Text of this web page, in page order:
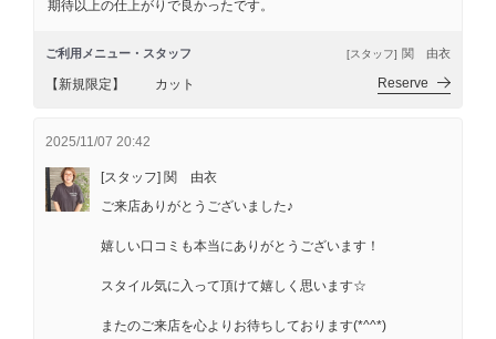
期待以上の仕上がりで良かったです。
ご利用メニュー・スタッフ [スタッフ] 関 由衣
【新規限定】 カット Reserve
2025/11/07 20:42
[スタッフ] 関 由衣
ご来店ありがとうございました♪
嬉しい口コミも本当にありがとうございます！
スタイル気に入って頂けて嬉しく思います☆
またのご来店を心よりお待ちしております(*^^*)